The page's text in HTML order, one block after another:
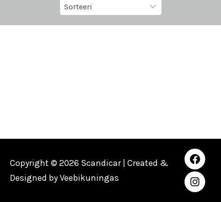
Copyright © 2026 Scandicar | Created &
Designed byVeebikuningas